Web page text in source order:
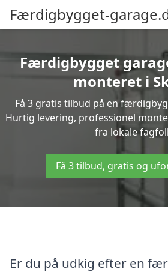
Færdigbygget-
Færdigbygget
monteret i
Få 3 gratis tilbud på en
Hurtig levering, professionel
fra lokale
Få 3 tilbud, gratis og
Er du på udkig efter en